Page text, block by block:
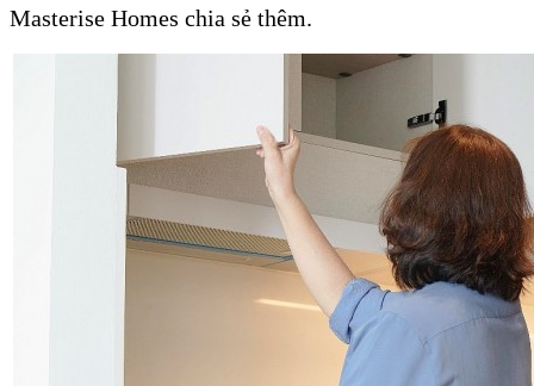
Masterise Homes chia sẻ thêm.